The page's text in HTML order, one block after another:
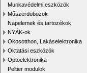
Munkavédelmi eszközök
Műszerdobozok
Napelemek és tartozékok
NYÁK-ok
Okosotthon, Lakáselektronika
Oktatási eszközök
Optoelektronika
Peltier modulok